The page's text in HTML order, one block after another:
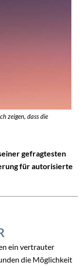
zeigen, dass die
gefragtesten
für autorisierte
ein vertrauter
die Möglichkeit